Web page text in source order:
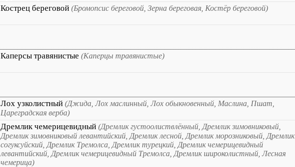
Кострец береговой (Бромопсис береговой, Зерна береговая, Костёр береговой)
Каперсы травянистые (Каперцы травянистые)
Лох узколистный (Джида, Лох маслинный, Лох обыкновенный, Маслина, Пшат,
Цареградская верба)
Дремлик чемерицевидный (Дремлик густоолиствлённый, Дремлик зимовниковый,
Дремлик зимовниковый левантийский, Дремлик лесной, Дремлик морозниковый, Дремлик
согуксуйский, Дремлик Тремолса, Дремлик турецкий, Дремлик чемерицевидный
левантийский, Дремлик чемерицевидный Тремолса, Дремлик широколистный, Лесная
чемерица)